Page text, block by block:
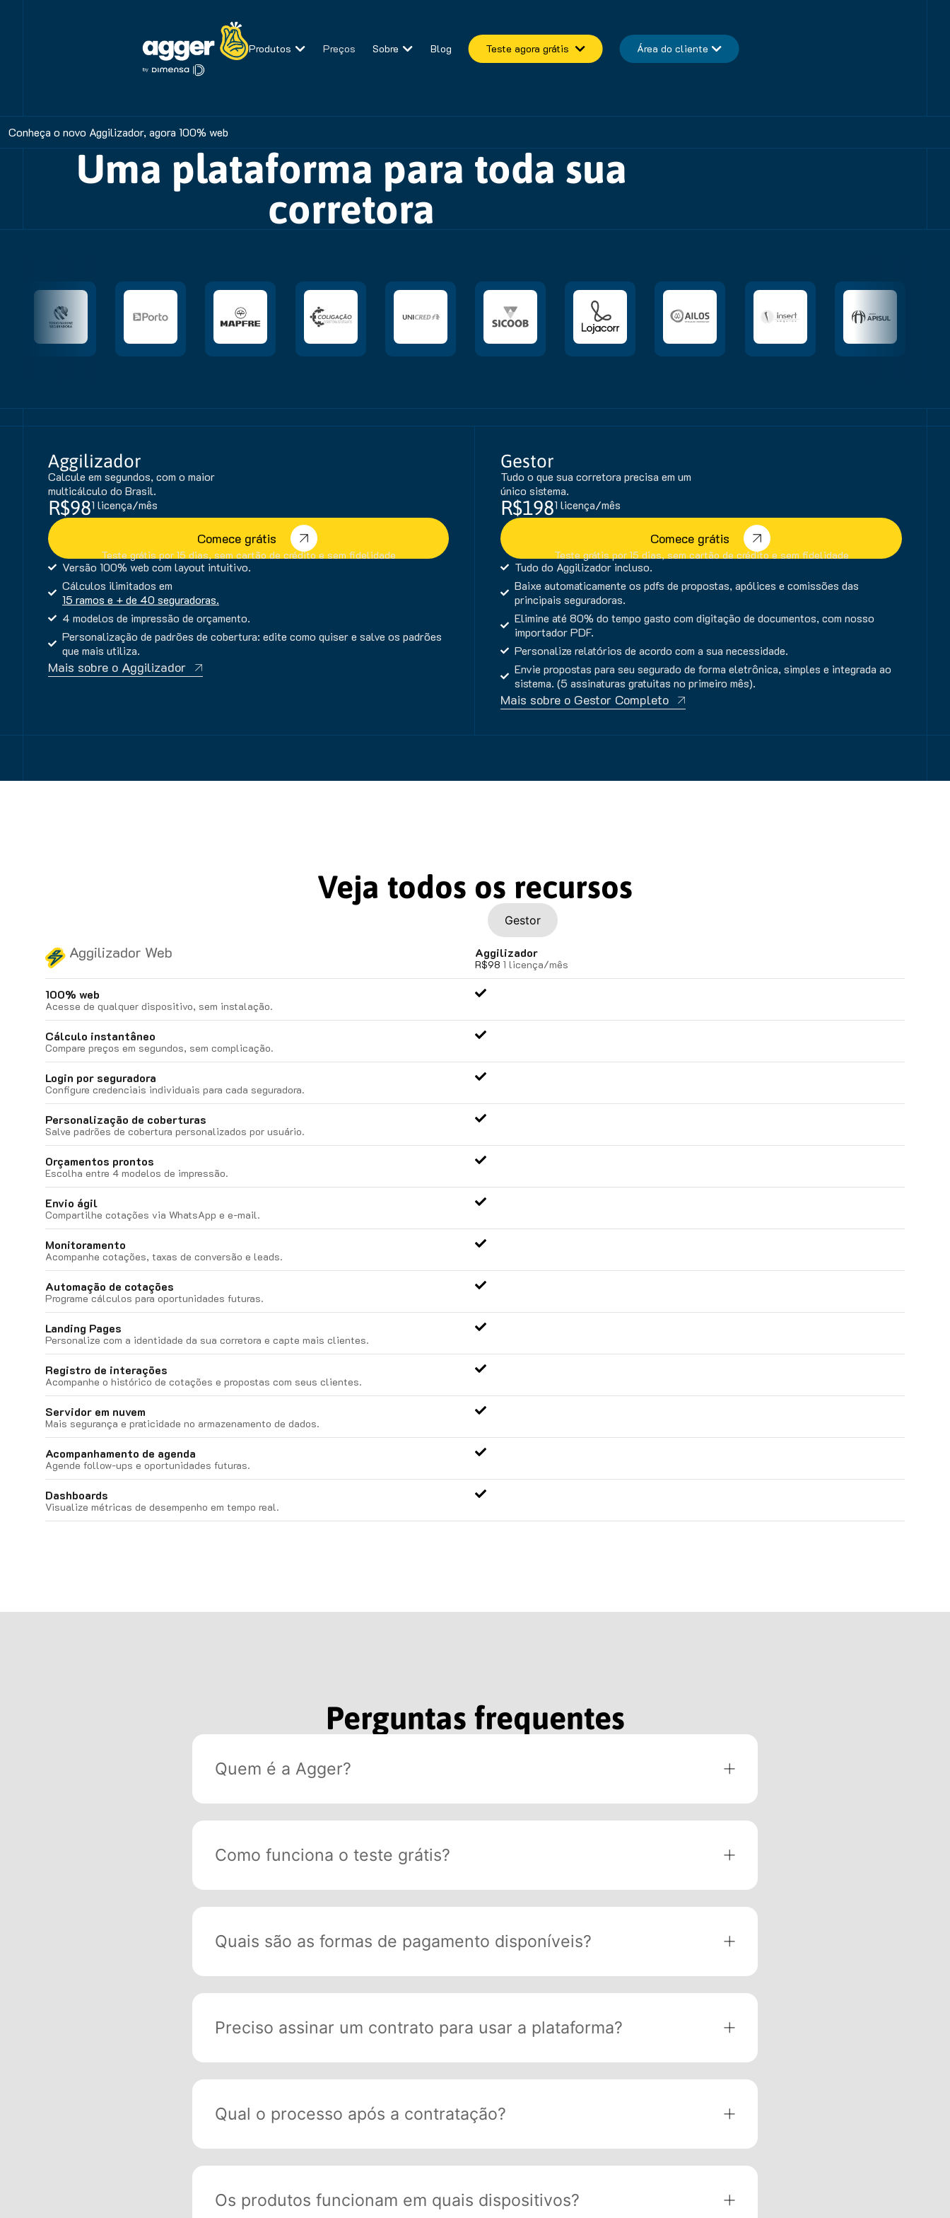
Produtos Preços Sobre Blog Teste agora grátis Área do cliente
Conheça o novo Aggilizador, agora 100% web
Uma plataforma para toda sua
corretora
Aggilizador
Calcule em segundos, com o maior
multicálculo do Brasil.
R$981 licença/mês
Comece grátis
Teste grátis por 15 dias, sem cartão de crédito e sem fidelidade
Versão 100% web com layout intuitivo.
Cálculos ilimitados em
15 ramos e + de 40 seguradoras.
4 modelos de impressão de orçamento.
Personalização de padrões de cobertura: edite como quiser e salve os padrões
que mais utiliza.
Mais sobre o Aggilizador
Gestor
Tudo o que sua corretora precisa em um
único sistema.
R$1981 licença/mês
Comece grátis
Teste grátis por 15 dias, sem cartão de crédito e sem fidelidade
Tudo do Aggilizador incluso.
Baixe automaticamente os pdfs de propostas, apólices e comissões das
principais seguradoras.
Elimine até 80% do tempo gasto com digitação de documentos, com nosso
importador PDF.
Personalize relatórios de acordo com a sua necessidade.
Envie propostas para seu segurado de forma eletrônica, simples e integrada ao
sistema. (5 assinaturas gratuitas no primeiro mês).
Mais sobre o Gestor Completo
Veja todos os recursos
Gestor
Aggilizador Web Aggilizador
R$98 1 licença/mês
100% web
Acesse de qualquer dispositivo, sem instalação.
Cálculo instantâneo
Compare preços em segundos, sem complicação.
Login por seguradora
Configure credenciais individuais para cada seguradora.
Personalização de coberturas
Salve padrões de cobertura personalizados por usuário.
Orçamentos prontos
Escolha entre 4 modelos de impressão.
Envio ágil
Compartilhe cotações via WhatsApp e e-mail.
Monitoramento
Acompanhe cotações, taxas de conversão e leads.
Automação de cotações
Programe cálculos para oportunidades futuras.
Landing Pages
Personalize com a identidade da sua corretora e capte mais clientes.
Registro de interações
Acompanhe o histórico de cotações e propostas com seus clientes.
Servidor em nuvem
Mais segurança e praticidade no armazenamento de dados.
Acompanhamento de agenda
Agende follow-ups e oportunidades futuras.
Dashboards
Visualize métricas de desempenho em tempo real.
Perguntas frequentes
Quem é a Agger?
Como funciona o teste grátis?
Quais são as formas de pagamento disponíveis?
Preciso assinar um contrato para usar a plataforma?
Qual o processo após a contratação?
Os produtos funcionam em quais dispositivos?